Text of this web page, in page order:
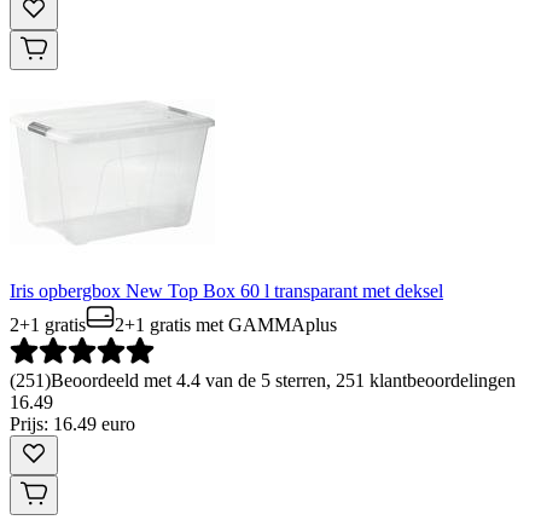
Iris opbergbox New Top Box 60 l transparant met deksel
2+1 gratis
2+1 gratis met GAMMAplus
(251)Beoordeeld met 4.4 van de 5 sterren, 251 klantbeoordelingen
16.49
Prijs: 16.49 euro